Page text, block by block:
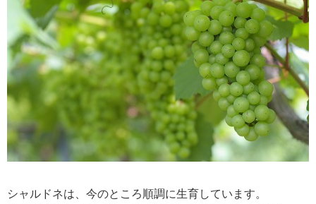
シャルドネは、今のところ順調に生育しています。